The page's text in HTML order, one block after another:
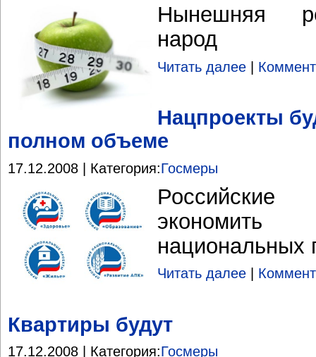
Нынешняя
народ
Читать далее
Нацпроекты
полном объеме
17.12.2008 | Категория:Госмеры
экономить
национальных
Читать далее
Квартиры будут
17.12.2008 | Категория:Госмеры